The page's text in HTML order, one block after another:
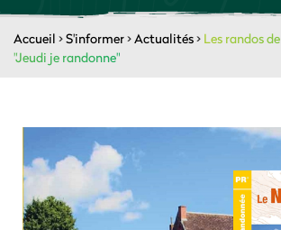
Accueil >S'informer>Actualités> Les randos
"Jeudi je randonne"